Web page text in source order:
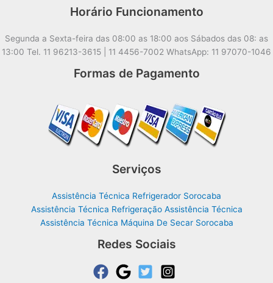
Horário Funcionamento
Segunda a Sexta-feira das 08:00 as 18:00 aos Sábados das 08: as
13:00 Tel. 11 96213-3615 | 11 4456-7002 WhatsApp: 11 97070-1046
Formas de Pagamento
Serviços
Assistência Técnica Refrigerador Sorocaba
Assistência Técnica Refrigeração Assistência Técnica
Assistência Técnica Máquina De Secar Sorocaba
Redes Sociais